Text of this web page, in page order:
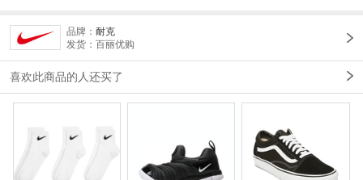
品牌： 耐克
发货：百丽优购
喜欢此商品的人还买了